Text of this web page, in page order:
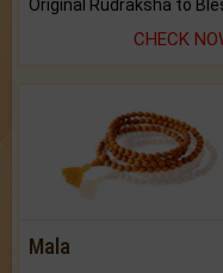
CHECK
Mala